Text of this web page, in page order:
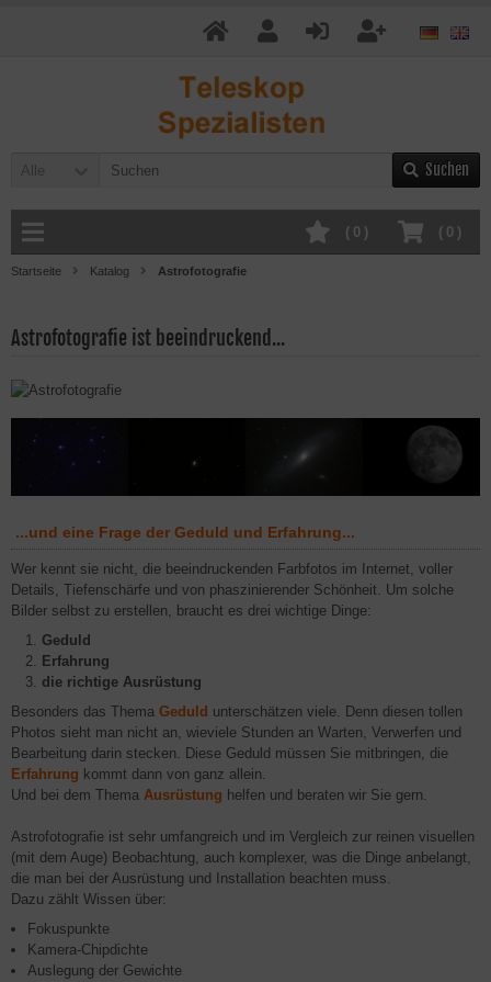
Alle Suchen
( 0 )
( 0 )
Startseite Katalog Astrofotografie
Astrofotografie ist beeindruckend...
...und eine Frage der Geduld und Erfahrung...
Wer kennt sie nicht, die beeindruckenden Farbfotos im Internet, voller
Details, Tiefenschärfe und von phaszinierender Schönheit. Um solche
Bilder selbst zu erstellen, braucht es drei wichtige Dinge:
Geduld
Erfahrung
die richtige Ausrüstung
Besonders das Thema Geduld unterschätzen viele. Denn diesen tollen
Photos sieht man nicht an, wieviele Stunden an Warten, Verwerfen und
Bearbeitung darin stecken. Diese Geduld müssen Sie mitbringen, die
Erfahrung kommt dann von ganz allein.
Und bei dem Thema Ausrüstung helfen und beraten wir Sie gern.
Astrofotografie ist sehr umfangreich und im Vergleich zur reinen visuellen
(mit dem Auge) Beobachtung, auch komplexer, was die Dinge anbelangt,
die man bei der Ausrüstung und Installation beachten muss.
Dazu zählt Wissen über:
Fokuspunkte
Kamera-Chipdichte
Auslegung der Gewichte